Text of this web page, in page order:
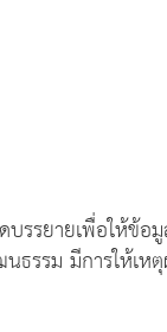
รรยายเพื่อให้ข้อ
ธรรม มีการให้เ